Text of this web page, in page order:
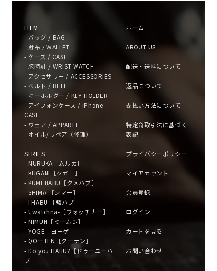
ITEM
- バッグ / BAG
- 財布 / WALLET
- ケース / CASE
- 腕時計 / WRIST WATCH
- アクセサリー / ACCESSORIES
- ベルト / BELT
- キーホルダー / KEY HOLDER
- アイフォンケース / iPhone
CASE
- ウェア / APPAREL
- オイル/リペア（修理）
SERIES
- MURUKA［ムルカ］
- KUGANI［クガニ］
- KUMEHABU［クメハブ］
- SHIMA-［シマー］
- I HABU ［藍ハブ］
- Uwatchna-［ウォッチナー］
- MIMUN［ミームン］
- YOGE［ヨーゲ］
- QOーTEN［クーテン］
- Do you HABU?［ドゥーユーハ
ブ］
ホーム
ABOUT US
配送・送料について
返品について
支払い方法について
特定商取引法に基づく
表記
プライバシーポリシー
マイアカウント
会員登録
ログイン
カートを見る
お問い合わせ